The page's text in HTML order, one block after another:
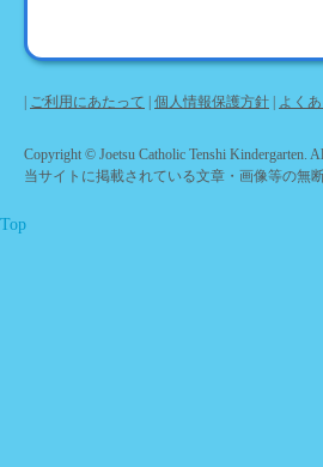
ご利用にあたって 個人情報保護方針 よく
Copyright © Joetsu Catholic Tenshi Kindergarten.
当サイトに掲載されている文章・画像等の無
Top